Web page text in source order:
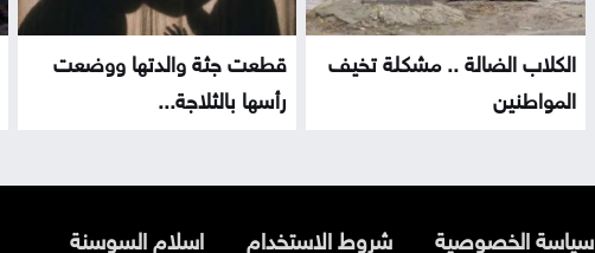
الكلاب الضالة .. مشكلة تخيف
المواطنين
قطعت جثة والدتها ووضعت
رأسها بالثلاجة...
سياسة الخصوصية شروط الاستخدام اسلام السوسنة